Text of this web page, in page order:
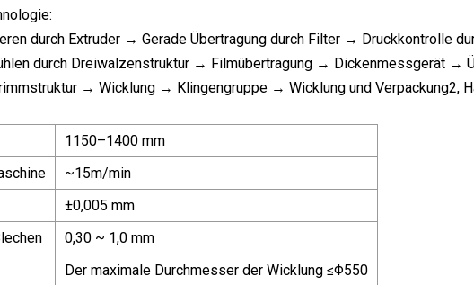
durch Extruder → Gerade Übertragung durch Filter → Druckkontrolle
durch Dreiwalzenstruktur → Filmübertragung → Dickenmessgerät →
→ Wicklung → Klingengruppe → Wicklung und Verpackung2,
1150–1400 mm
~15m/min
±0,005 mm
0,30 ~ 1,0 mm
Der maximale Durchmesser der Wicklung ≤Φ550